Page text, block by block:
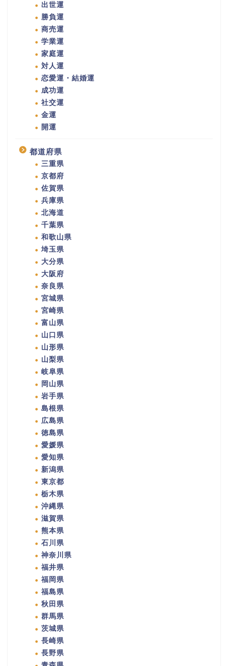
出世運
勝負運
商売運
学業運
家庭運
対人運
恋愛運・結婚運
成功運
社交運
金運
開運
都道府県
三重県
京都府
佐賀県
兵庫県
北海道
千葉県
和歌山県
埼玉県
大分県
大阪府
奈良県
宮城県
宮崎県
富山県
山口県
山形県
山梨県
岐阜県
岡山県
岩手県
島根県
広島県
徳島県
愛媛県
愛知県
新潟県
東京都
栃木県
沖縄県
滋賀県
熊本県
石川県
神奈川県
福井県
福岡県
福島県
秋田県
群馬県
茨城県
長崎県
長野県